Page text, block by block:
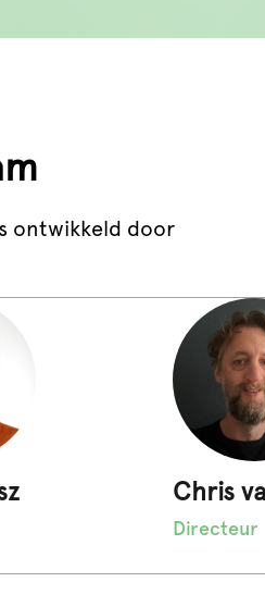
ontwikkeld door
Chris
Directeur